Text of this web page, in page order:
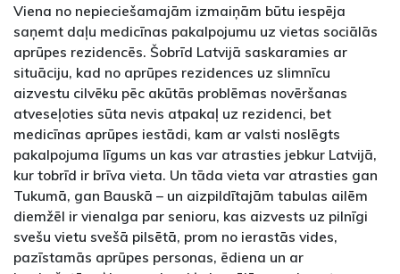
Viena no nepieciešamajām izmaiņām būtu iespēja
saņemt daļu medicīnas pakalpojumu uz vietas sociālās
aprūpes rezidencēs. Šobrīd Latvijā saskaramies ar
situāciju, kad no aprūpes rezidences uz slimnīcu
aizvestu cilvēku pēc akūtās problēmas novēršanas
atveseļoties sūta nevis atpakaļ uz rezidenci, bet
medicīnas aprūpes iestādi, kam ar valsti noslēgts
pakalpojuma līgums un kas var atrasties jebkur Latvijā,
kur tobrīd ir brīva vieta. Un tāda vieta var atrasties gan
Tukumā, gan Bauskā – un aizpildītajām tabulas ailēm
diemžēl ir vienalga par senioru, kas aizvests uz pilnīgi
svešu vietu svešā pilsētā, prom no ierastās vides,
pazīstamās aprūpes personas, ēdiena un ar